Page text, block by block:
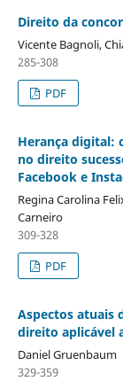
Direito da
Vicente Bagnoli,
285-308
PDF
Herança digital:
no direito
Facebook e
Regina Carolina
Carneiro
309-328
PDF
Aspectos atuais
direito aplicável
Daniel Gruenbaum
329-359